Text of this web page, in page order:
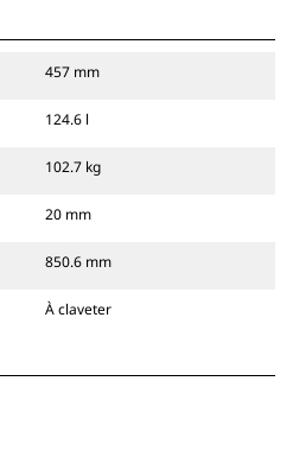
457 mm
124.6 l
102.7 kg
20 mm
850.6 mm
À claveter